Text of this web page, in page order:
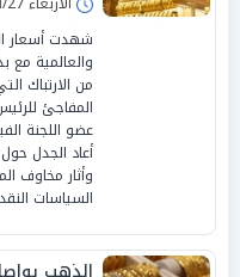
شهدت أسعار
والعالمية مع
من الارتباك
المفاجئ
عضو اللجنة
أعاد الجدل
وأثار مخاوف
السياسات